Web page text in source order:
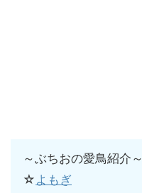
～ぶちおの愛鳥紹介～
☆ よもぎ